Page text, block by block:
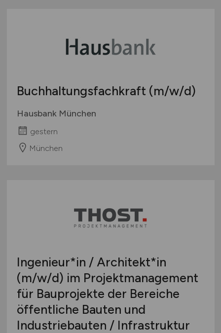
Buchhaltungsfachkraft (m/w/d)
Hausbank München
gestern
München
Ingenieur*in / Architekt*in
(m/w/d) im Projektmanagement
für Bauprojekte der Bereiche
öffentliche Bauten und
Industriebauten / Infrastruktur